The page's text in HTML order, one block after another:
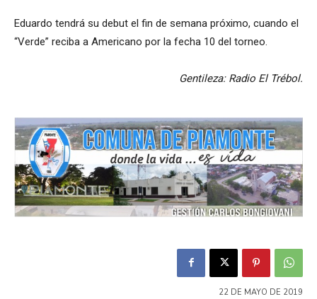
Eduardo tendrá su debut el fin de semana próximo, cuando el
“Verde” reciba a Americano por la fecha 10 del torneo.
Gentileza: Radio El Trébol.
22 DE MAYO DE 2019